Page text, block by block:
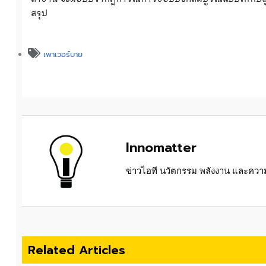
สรุป
เพาเวอร์บาย
Innomatter
ข่าวไอที นวัตกรรม พลังงาน และคว
Related Articles